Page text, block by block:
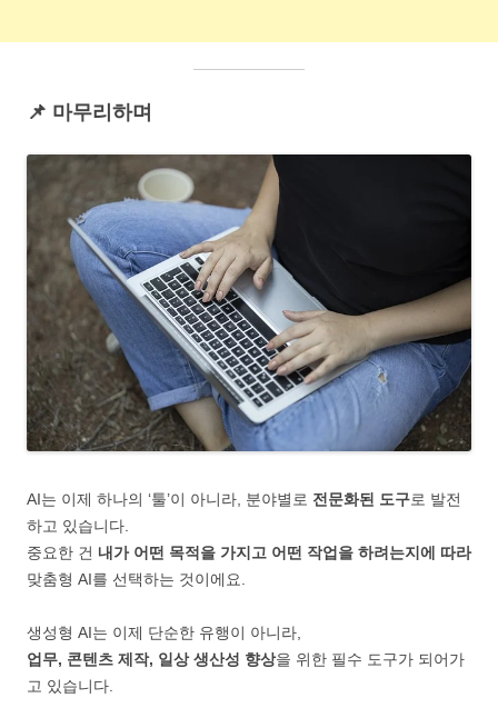
📌 마무리하며
AI는 이제 하나의 ‘툴’이 아니라, 분야별로 전문화된 도구로 발전
하고 있습니다.
중요한 건 내가 어떤 목적을 가지고 어떤 작업을 하려는지에 따라
맞춤형 AI를 선택하는 것이에요.
생성형 AI는 이제 단순한 유행이 아니라,
업무, 콘텐츠 제작, 일상 생산성 향상을 위한 필수 도구가 되어가
고 있습니다.